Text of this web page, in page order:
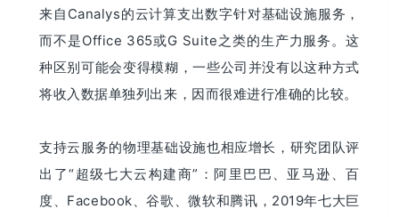
来自Canalys的云计算支出数字针对基础设施服务，
而不是Office 365或G Suite之类的生产力服务。这
种区别可能会变得模糊，一些公司并没有以这种方式
将收入数据单独列出来，因而很难进行准确的比较。
支持云服务的物理基础设施也相应增长，研究团队评
出了“超级七大云构建商”：阿里巴巴、亚马逊、百
度、Facebook、谷歌、微软和腾讯，2019年七大巨